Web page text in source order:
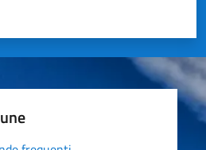
su 5
su 5
5